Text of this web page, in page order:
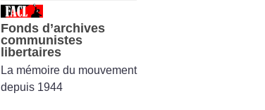
Fonds d’archives
communistes
libertaires
La mémoire du mouvement
depuis 1944